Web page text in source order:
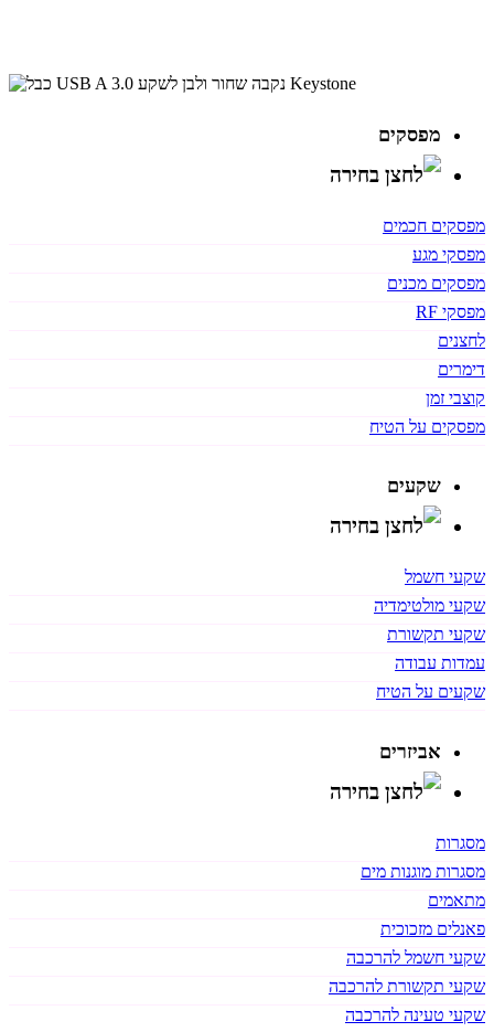
מפסקים
מפסקים חכמים
מפסקי מגע
מפסקים מכנים
מפסקי RF
לחצנים
דימרים
קוצבי זמן
מפסקים על הטיח
שקעים
שקעי חשמל
שקעי מולטימדיה
שקעי תקשורת
עמדות עבודה
שקעים על הטיח
אביזרים
מסגרות
מסגרות מוגנות מים
מתאמים
פאנלים מזכוכית
שקעי חשמל להרכבה
שקעי תקשורת להרכבה
שקעי טעינה להרכבה